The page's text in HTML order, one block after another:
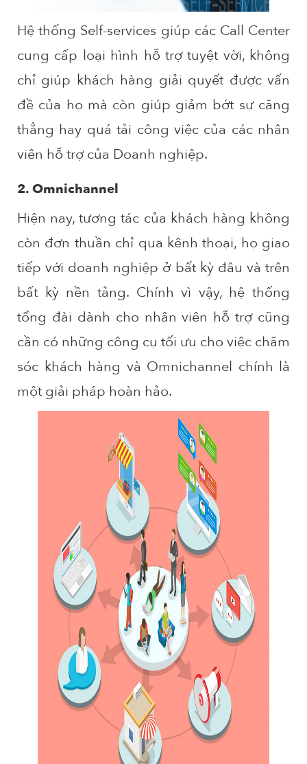
Hệ thống Self-services giúp các Call Center
cung cấp loại hình hỗ trợ tuyệt vời, không
chỉ giúp khách hàng giải quyết được vấn
đề của họ mà còn giúp giảm bớt sự căng
thẳng hay quá tải công việc của các nhân
viên hỗ trợ của Doanh nghiệp.
2. Omnichannel
Hiện nay, tương tác của khách hàng không
còn đơn thuần chỉ qua kênh thoại, họ giao
tiếp với doanh nghiệp ở bất kỳ đâu và trên
bất kỳ nền tảng. Chính vì vậy, hệ thống
tổng đài dành cho nhân viên hỗ trợ cũng
cần có những công cụ tối ưu cho việc chăm
sóc khách hàng và Omnichannel chính là
một giải pháp hoàn hảo.